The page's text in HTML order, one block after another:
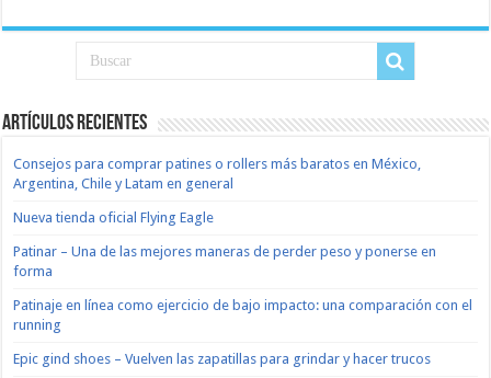
Artículos recientes
Consejos para comprar patines o rollers más baratos en México,
Argentina, Chile y Latam en general
Nueva tienda oficial Flying Eagle
Patinar – Una de las mejores maneras de perder peso y ponerse en
forma
Patinaje en línea como ejercicio de bajo impacto: una comparación con el
running
Epic gind shoes – Vuelven las zapatillas para grindar y hacer trucos